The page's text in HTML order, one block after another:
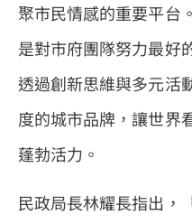
聚市民情感的重要平台
是對市府團隊努力最好
透過創新思維與多元活
度的城市品牌，讓世界
蓬勃活力。
民政局長林耀長指出，